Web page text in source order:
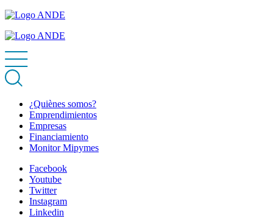
¿Quiènes somos?
Emprendimientos
Empresas
Financiamiento
Monitor Mipymes
Facebook
Youtube
Twitter
Instagram
Linkedin